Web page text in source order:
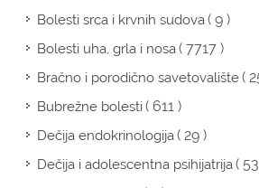
Bolesti srca i krvnih sudova( 9 )
Bolesti uha, grla i nosa( 7717 )
Bračno i porodično savetovalište(
Bubrežne bolesti( 611 )
Dečija endokrinologija( 29 )
Dečija i adolescentna psihijatrija(